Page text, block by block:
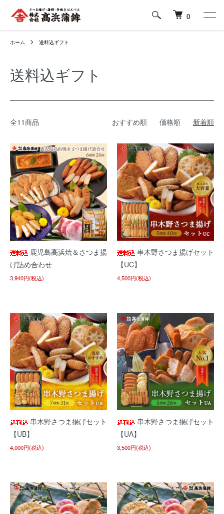
0
ホーム 送料込ギフト
送料込ギフト
全11商品 おすすめ順 価格順 新着順
鹿児島高浜焼＆さつま揚
げ詰め合わせ
3,940円(税込)
串木野さつま揚げセット
【UC】
4,500円(税込)
串木野さつま揚げセット
【UB】
4,000円(税込)
串木野さつま揚げセット
【UA】
3,500円(税込)